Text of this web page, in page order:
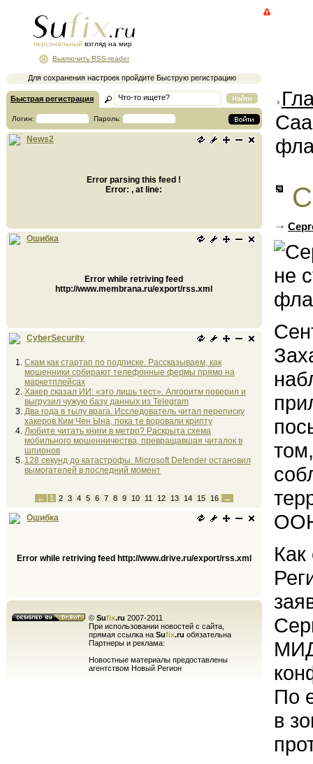
персональный взгляд на мир
Для сохранения настроек пройдите Быструю регистрацию
Выключить RSS-reader
Быстрая регистрация
Логин: Пароль:
News2
Error parsing this feed !
Error: , at line:
Ошибка
Error while retriving feed
http://www.membrana.ru/export/rss.xml
CyberSecurity
Скам как стартап по подписке. Рассказываем, как
мошенники собирают телефонные фермы прямо на
маркетплейсах
Хакер сказал ИИ: «это лишь тест». Алгоритм поверил и
выгрузил чужую базу данных из Telegram
Два года в тылу врага. Исследователь читал переписку
хакеров Ким Чен Ына, пока те воровали крипту
Любите читать книги в метро? Раскрыта схема
мобильного мошенничества, превращавшая читалок в
шпионов
128 секунд до катастрофы. Microsoft Defender остановил
вымогателей в последний момент
← 1 2 3 4 5 6 7 8 9 10 11 12 13 14 15 16 →
Ошибка
Error while retriving feed http://www.drive.ru/export/rss.xml
© Sufix.ru 2007-2011
При использовании новостей с сайта,
прямая ссылка на Sufix.ru обязательна
Партнеры и реклама:
Новостные материалы предоставлены
агентством Новый Регион
По
в